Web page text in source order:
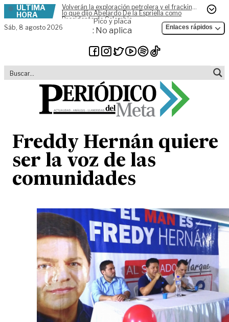
Skip to content
ÚLTIMA
HORA
Volverán la exploración petrolera y el fracking,
lo que dijo Abelardo De la Espriella como
Presidente de Colombia
Sáb, 8 agosto 2026
Pico y placa
: No aplica Enlaces rápidos
Freddy Hernán quiere
ser la voz de las
comunidades